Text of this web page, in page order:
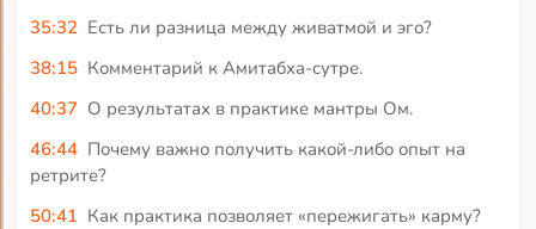
35:32 Есть ли разница между живатмой и эго?
38:15 Комментарий к Амитабха-сутре.
40:37 О результатах в практике мантры Ом.
46:44 Почему важно получить какой-либо опыт на
ретрите?
50:41 Как практика позволяет «пережигать» карму?